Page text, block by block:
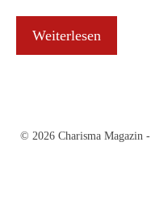
Weiterlesen
© 2026 Charisma Magazin -